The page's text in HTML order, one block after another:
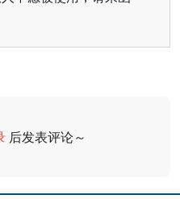
后发表评论～